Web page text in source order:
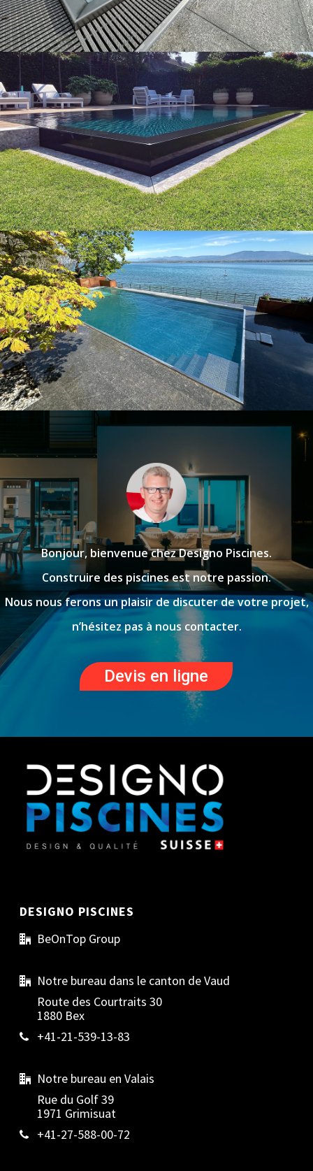
Nos piscines
Nos piscines
Bonjour, bienvenue chez Designo Piscines.
Construire des piscines est notre passion.
Nous nous ferons un plaisir de discuter de votre projet,
n’hésitez pas à nous contacter.
Devis en ligne
DESIGNO PISCINES
BeOnTop Group
Notre bureau dans le canton de Vaud
Route des Courtraits 30
1880 Bex
+41-21-539-13-83
Notre bureau en Valais
Rue du Golf 39
1971 Grimisuat
+41-27-588-00-72